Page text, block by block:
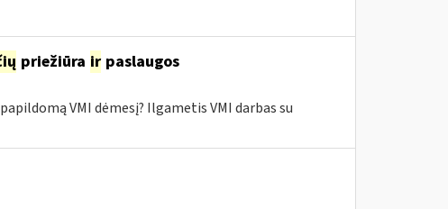
priežiūra irpaslaugos
VMI dėmesį? Ilgametis VMI darbas su